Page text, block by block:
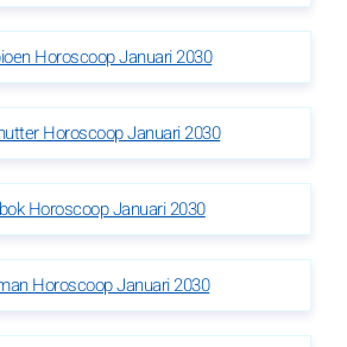
Horoscoop Januari 2030
Horoscoop Januari 2030
Horoscoop Januari 2030
Horoscoop Januari 2030